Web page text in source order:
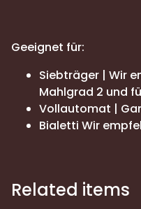
Geeignet für:
Siebträger | Wir
Mahlgrad 2 und
Vollautomat |
Bialetti Wir
Related items